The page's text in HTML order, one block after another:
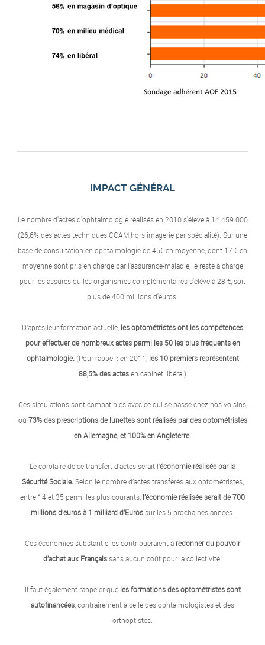
IMPACT GÉNÉRAL
Le nombre d'actes d'ophtalmologie réalisés en 2010 s'élève à 14.459.000
(26,6% des actes techniques CCAM hors imagerie par spécialité). Sur une
base de consultation en ophtalmologie de 45€ en moyenne, dont 17 € en
moyenne sont pris en charge par l'assurance-maladie, le reste à charge
pour les assurés ou les organismes complémentaires s'élève à 28 €, soit
plus de 400 millions d'euros.
D’après leur formation actuelle, les optométristes ont les compétences
pour effectuer de nombreux actes parmi les 50 les plus fréquents en
ophtalmologie.(Pour rappel : en 2011, les 10 premiers représentent
88,5% des actesen cabinet libéral)
Ces simulations sont compatibles avec ce qui se passe chez nos voisins,
où 73% des prescriptions de lunettes sont réalisés par des optométristes
en Allemagne, et 100% en Angleterre.
Le corolaire de ce transfert d’actes serait l’économie réalisée par la
Sécurité Sociale.Selon le nombre d’actes transférés aux optométristes,
entre 14 et 35 parmi les plus courants, l’économie réalisée serait de 700
millions d’euros à 1 milliard d’Eurossur les 5 prochaines années.
Ces économies substantielles contribueraient à redonner du pouvoir
d’achat aux Françaissans aucun coût pour la collectivité.
Il faut également rappeler que les formations des optométristes sont
autofinancées, contrairement à celle des ophtalmologistes et des
orthoptistes.